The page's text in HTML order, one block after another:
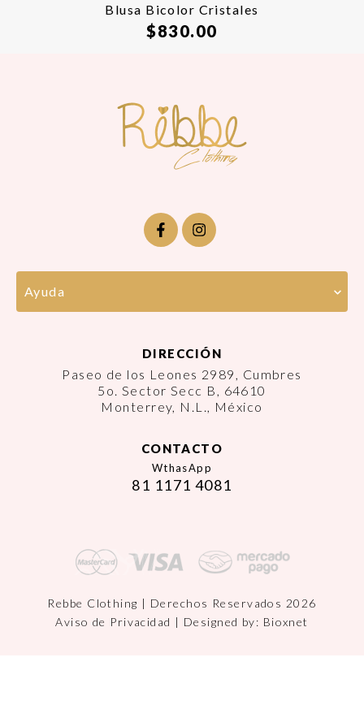
Blusa Bicolor Cristales
$830.00
Ayuda
DIRECCIÓN
Paseo de los Leones 2989, Cumbres
5o. Sector Secc B, 64610
Monterrey, N.L., México
CONTACTO
WthasApp
81 1171 4081
Rebbe Clothing | Derechos Reservados 2026
Aviso de Privacidad | Designed by: Bioxnet